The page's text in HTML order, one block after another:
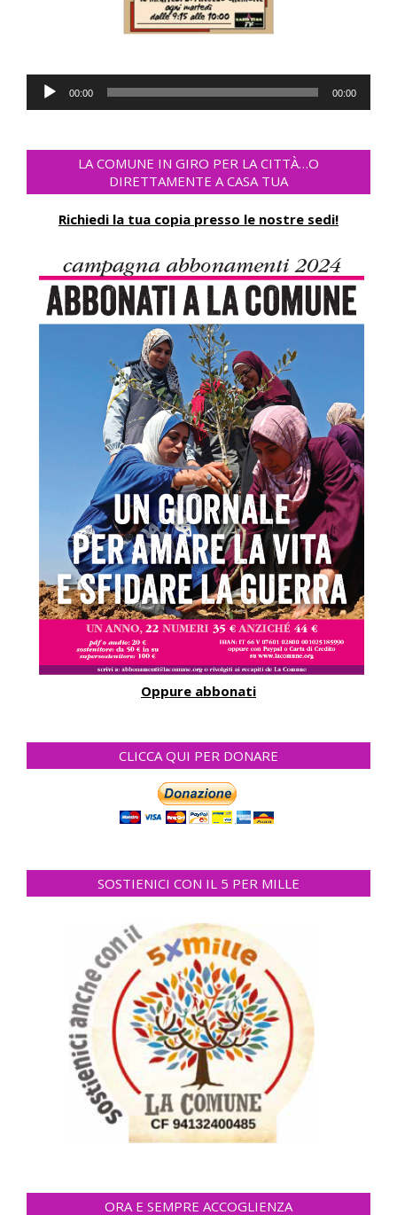
Lecteur
audio
00:00 00:00
LA COMUNE IN GIRO PER LA CITTÀ…O
DIRETTAMENTE A CASA TUA
Richiedi la tua copia presso le nostre sedi!
Oppure abbonati
CLICCA QUI PER DONARE
SOSTIENICI CON IL 5 PER MILLE
ORA E SEMPRE ACCOGLIENZA